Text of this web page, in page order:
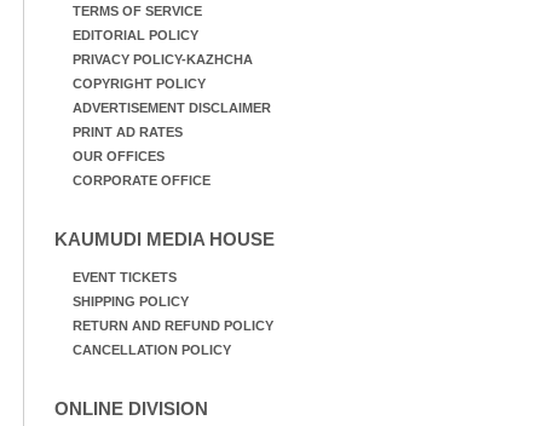
TERMS OF SERVICE
EDITORIAL POLICY
PRIVACY POLICY-KAZHCHA
COPYRIGHT POLICY
ADVERTISEMENT DISCLAIMER
PRINT AD RATES
OUR OFFICES
CORPORATE OFFICE
KAUMUDI MEDIA HOUSE
EVENT TICKETS
SHIPPING POLICY
RETURN AND REFUND POLICY
CANCELLATION POLICY
ONLINE DIVISION